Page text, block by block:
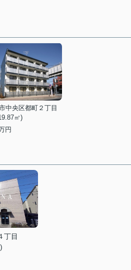
中央区都町２丁目
㎡)
円
丁目